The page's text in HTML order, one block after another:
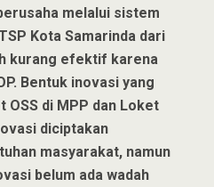
melalui sistem
Kota Samarinda dari
kurang efektif karena
Bentuk inovasi yang
OSS di MPP dan Loket
diciptakan
masyarakat, namun
belum ada wadah